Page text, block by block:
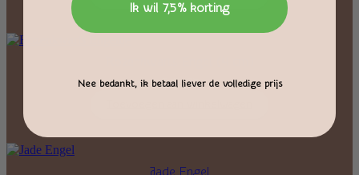
€13,95
Jade Engel
Ik wil 7,5% korting
Nee bedankt, ik betaal liever de volledige prijs